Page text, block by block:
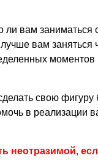
вам заниматься
вам заняться
моментов
свою
в реализации
неотразимой,